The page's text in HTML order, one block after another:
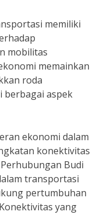
memiliki
mobilitas
memainkan
roda
berbagai aspek
ekonomi dalam
konektivitas
Budi
transportasi
pertumbuhan
yang